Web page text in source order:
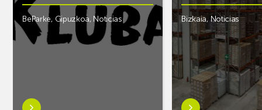
BeParke, Gipuzkoa, Noticias
Saber
Bizkaia,Noticias
Saber